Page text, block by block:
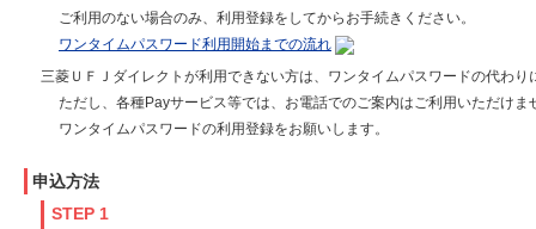
ご利用のない場合のみ、利用登録をしてからお手続きください。
ワンタイムパスワード利用開始までの流れ
三菱ＵＦＪダイレクトが利用できない方は、ワンタイムパスワードの代わ
ただし、各種Payサービス等では、お電話でのご案内はご利用いただけま
ワンタイムパスワードの利用登録をお願いします。
申込方法
STEP 1